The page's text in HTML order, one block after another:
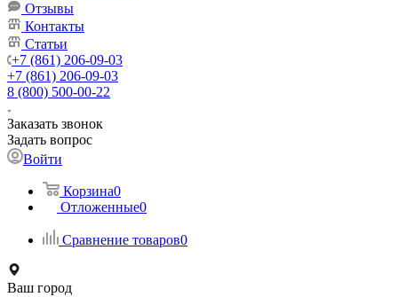
Отзывы
Контакты
Статьи
+7 (861) 206-09-03
+7 (861) 206-09-03
8 (800) 500-00-22
Заказать звонок
Задать вопрос
Войти
Корзина0
Отложенные0
Сравнение товаров0
Ваш город